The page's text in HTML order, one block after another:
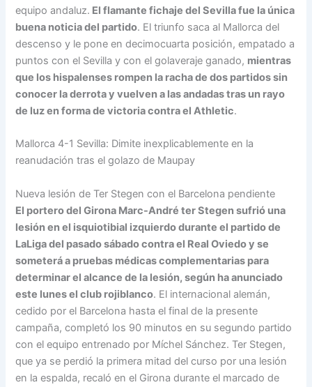
equipo andaluz. El flamante fichaje del Sevilla fue la única
buena noticia del partido. El triunfo saca al Mallorca del
descenso y le pone en decimocuarta posición, empatado a
puntos con el Sevilla y con el golaveraje ganado, mientras
que los hispalenses rompen la racha de dos partidos sin
conocer la derrota y vuelven a las andadas tras un rayo
de luz en forma de victoria contra el Athletic.
Mallorca 4-1 Sevilla: Dimite inexplicablemente en la
reanudación tras el golazo de Maupay
Nueva lesión de Ter Stegen con el Barcelona pendiente
El portero del Girona Marc-André ter Stegen sufrió una
lesión en el isquiotibial izquierdo durante el partido de
LaLiga del pasado sábado contra el Real Oviedo y se
someterá a pruebas médicas complementarias para
determinar el alcance de la lesión, según ha anunciado
este lunes el club rojiblanco. El internacional alemán,
cedido por el Barcelona hasta el final de la presente
campaña, completó los 90 minutos en su segundo partido
con el equipo entrenado por Míchel Sánchez. Ter Stegen,
que ya se perdió la primera mitad del curso por una lesión
en la espalda, recaló en el Girona durante el marcado de